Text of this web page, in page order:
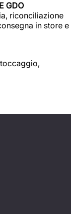
GDO
riconciliazione
in store e